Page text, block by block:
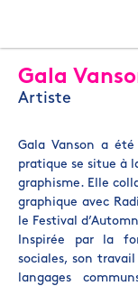
Gala
Artiste
Gala Vanson a
pratique se situe à
graphisme. Elle
graphique avec
le Festival
Inspirée par la
sociales, son
langages